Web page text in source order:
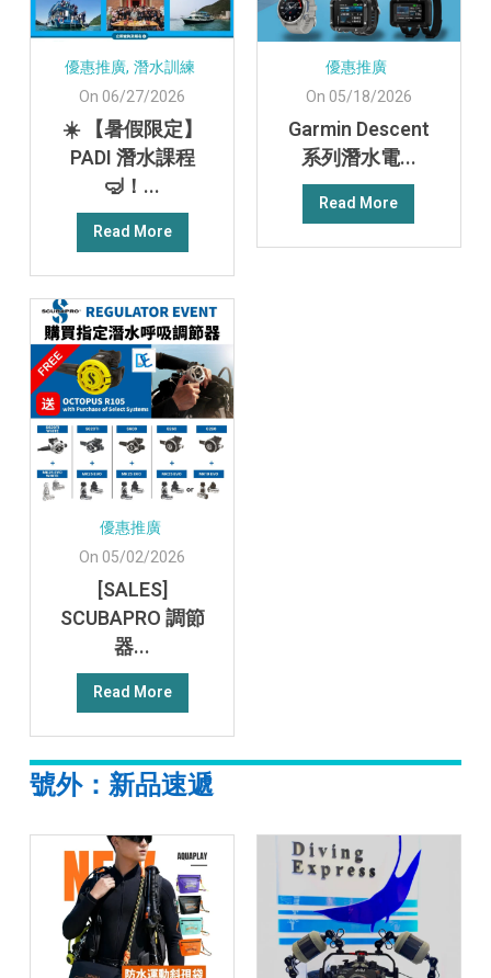
優惠推廣, 潛水訓練
On 06/27/2026
☀️ 【暑假限定】
PADI 潛水課程
🤿！...
Read More
優惠推廣
On 05/18/2026
Garmin Descent
系列潛水電...
Read More
優惠推廣
On 05/02/2026
[SALES]
SCUBAPRO 調節
器...
Read More
號外：新品速遞